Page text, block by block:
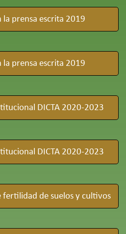
la prensa escrita 2019
la prensa escrita 2019
DICTA 2020-2023
DICTA 2020-2023
de suelos y cultivos